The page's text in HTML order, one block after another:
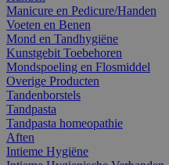
Manicure en Pedicure/Handen
Voeten en Benen
Mond en Tandhygiëne
Kunstgebit Toebehoren
Mondspoeling en Flosmiddel
Overige Producten
Tandenborstels
Tandpasta
Tandpasta homeopathie
Aften
Intieme Hygiëne